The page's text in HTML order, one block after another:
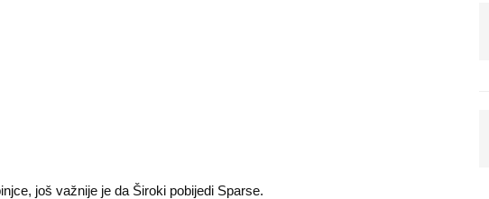
još važnije je da Široki pobijedi Sparse.